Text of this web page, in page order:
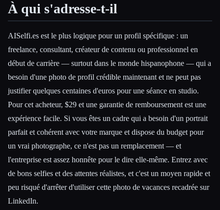
À qui s'adresse-t-il
AISelfi.es est le plus logique pour un profil spécifique : un
freelance, consultant, créateur de contenu ou professionnel en
début de carrière — surtout dans le monde hispanophone — qui a
besoin d'une photo de profil crédible maintenant et ne peut pas
justifier quelques centaines d'euros pour une séance en studio.
Pour cet acheteur, $29 et une garantie de remboursement est une
expérience facile. Si vous êtes un cadre qui a besoin d'un portrait
parfait et cohérent avec votre marque et dispose du budget pour
un vrai photographe, ce n'est pas un remplacement — et
l'entreprise est assez honnête pour le dire elle-même. Entrez avec
de bons selfies et des attentes réalistes, et c'est un moyen rapide et
peu risqué d'arrêter d'utiliser cette photo de vacances recadrée sur
LinkedIn.